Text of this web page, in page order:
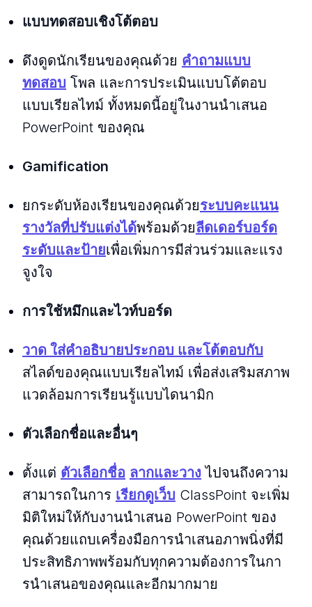
แบบทดสอบเชิงโต้ตอบ
ดึงดูดนักเรียนของคุณด้วย คําถามแบบ
ทดสอบ โพล และการประเมินแบบโต้ตอบ
แบบเรียลไทม์ ทั้งหมดนี้อยู่ในงานนําเสนอ
PowerPoint ของคุณ
Gamification
ยกระดับห้องเรียนของคุณด้วยระบบคะแนน
รางวัลที่ปรับแต่งได้พร้อมด้วยลีดเดอร์บอร์ด
ระดับและป้ายเพื่อเพิ่มการมีส่วนร่วมและแรง
จูงใจ
การใช้หมึกและไวท์บอร์ด
วาด ใส่คําอธิบายประกอบ และโต้ตอบกับ
สไลด์ของคุณแบบเรียลไทม์ เพื่อส่งเสริมสภาพ
แวดล้อมการเรียนรู้แบบไดนามิก
ตัวเลือกชื่อและอื่นๆ
ตั้งแต่ ตัวเลือกชื่อ ลากและวาง ไปจนถึงความ
สามารถในการ เรียกดูเว็บ ClassPoint จะเพิ่ม
มิติใหม่ให้กับงานนําเสนอ PowerPoint ของ
คุณด้วยแถบเครื่องมือการนําเสนอภาพนิ่งที่มี
ประสิทธิภาพพร้อมกับทุกความต้องการในกา
รนําเสนอของคุณและอีกมากมาย